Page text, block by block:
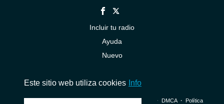
Incluir tu radio
Ayuda
Nuevo
© 2026 InstantAudio. Reservados todos los derechos. ・ DMCA・ Política
Este sitio web utiliza cookies Info